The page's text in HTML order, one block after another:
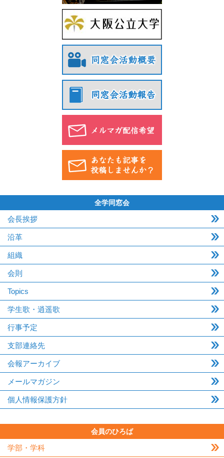
全学同窓会
会長挨拶
沿革
組織
会則
Topics
学生歌・逍遥歌
行事予定
支部連絡先
会報アーカイブ
メールマガジン
個人情報保護方針
会員のひろば
学部・学科